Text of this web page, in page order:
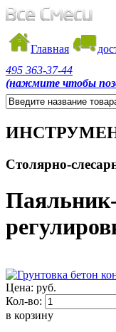
Главная
495 363-37-44
(нажмите чтобы
Столярно-
Цена: руб.
Кол-во:
в корзину